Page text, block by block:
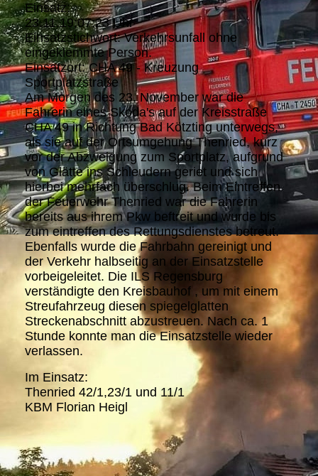
Einsatz:
23.11.19;07:23 Uhr
Einsatzstichwort: Verkehrsunfall ohne
eingeklemmte Person.
Einsatzort: CHA 49 - Kreuzung
Sportplatzstraße
Am Morgen des 23. November war die
Fahrerin eines Skoda's auf der Kreisstraße
CHA 49 in Richtung Bad Kötzting unterwegs,
als sie auf der Ortsumgehung Thenried, kurz
vor der Abzweigung zum Sportplatz, aufgrund
von Glätte ins Schleudern geriet und sich
hierbei mehrfach überschlug. Beim Eintreffen
der Feuerwehr Thenried war die Fahrerin
bereits aus ihrem Pkw beftreit und wurde bis
zum eintreffen des Rettungsdienstes betreut.
Ebenfalls wurde die Fahrbahn gereinigt und
der Verkehr halbseitig an der Einsatzstelle
vorbeigeleitet. Die ILS Regensburg
verständigte den Kreisbauhof , um mit einem
Streufahrzeug diesen spiegelglatten
Streckenabschnitt abzustreuen. Nach ca. 1
Stunde konnte man die Einsatzstelle wieder
verlassen.
Im Einsatz:
Thenried 42/1,23/1 und 11/1
KBM Florian Heigl